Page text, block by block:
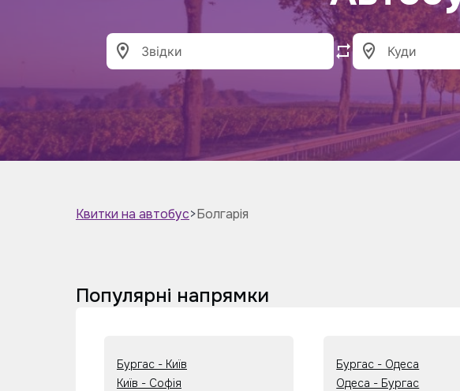
Квитки на автобус>Болгарія
Популярні напрямки
Бургас - Київ
Київ - Софія
Бургас - Одеса
Одеса - Бургас